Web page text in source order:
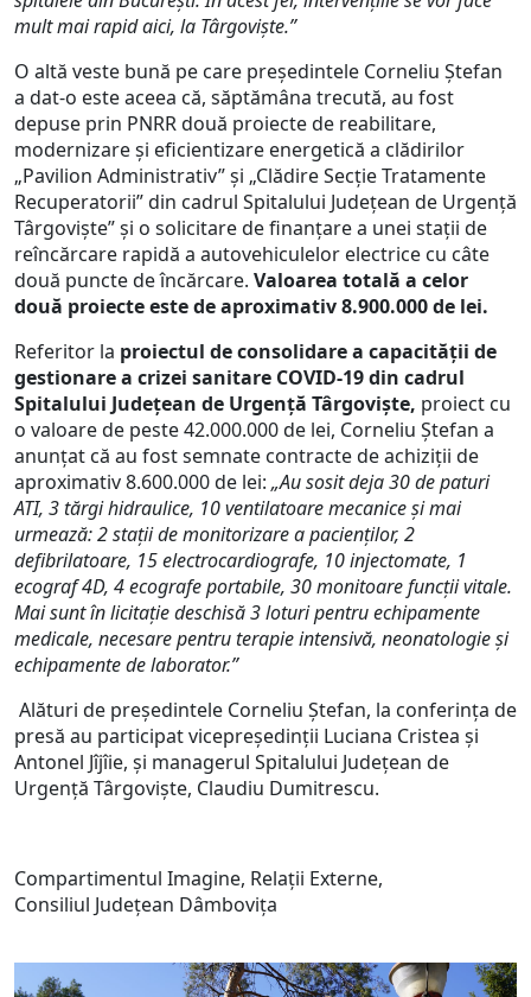
mult mai rapid aici, la Târgoviște.”
O altă veste bună pe care președintele Corneliu Ștefan
a dat-o este aceea că, săptămâna trecută, au fost
depuse prin PNRR două proiecte de reabilitare,
modernizare și eficientizare energetică a clădirilor
„Pavilion Administrativ” și „Clădire Secție Tratamente
Recuperatorii” din cadrul Spitalului Județean de Urgență
Târgoviște” și o solicitare de finanțare a unei stații de
reîncărcare rapidă a autovehiculelor electrice cu câte
două puncte de încărcare. Valoarea totală a celor
două proiecte este de aproximativ 8.900.000 de lei.
Referitor la proiectul de consolidare a capacității de
gestionare a crizei sanitare COVID-19 din cadrul
Spitalului Județean de Urgență Târgoviște, proiect cu
o valoare de peste 42.000.000 de lei, Corneliu Ștefan a
anunțat că au fost semnate contracte de achiziții de
aproximativ 8.600.000 de lei: „Au sosit deja 30 de paturi
ATI, 3 tărgi hidraulice, 10 ventilatoare mecanice și mai
urmează:2 stații de monitorizare a pacienților, 2
defibrilatoare, 15 electrocardiografe, 10 injectomate, 1
ecograf 4D, 4 ecografe portabile, 30 monitoare funcții vitale.
Mai sunt în licitație deschisă 3 loturi pentru echipamente
medicale, necesare pentru terapie intensivă, neonatologie și
echipamente de laborator.”
Alături de președintele Corneliu Ștefan, la conferința de
presă au participat vicepreședinții Luciana Cristea și
Antonel Jîjîie, și managerul Spitalului Județean de
Urgență Târgoviște, Claudiu Dumitrescu.
Compartimentul Imagine, Relații Externe,
Consiliul Județean Dâmbovița